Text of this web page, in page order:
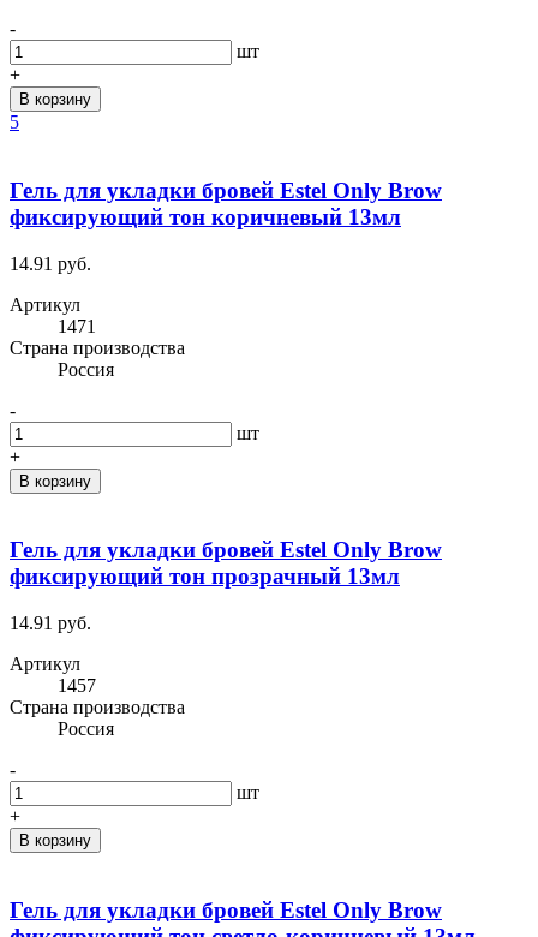
-
шт
+
В корзину
5
Гель для укладки бровей Estel Only Brow
фиксирующий тон коричневый 13мл
14.91 руб.
Артикул
1471
Cтрана производства
Россия
-
шт
+
В корзину
Гель для укладки бровей Estel Only Brow
фиксирующий тон прозрачный 13мл
14.91 руб.
Артикул
1457
Cтрана производства
Россия
-
шт
+
В корзину
Гель для укладки бровей Estel Only Brow